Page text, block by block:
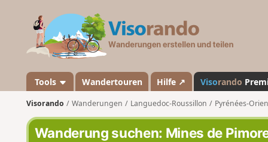
a
n
d
o
Tools Wandertouren Hilfe ↗ Visorando
Visorando Wanderungen Languedoc-Roussillon Pyrénées-
Wanderung suchen: Mines de